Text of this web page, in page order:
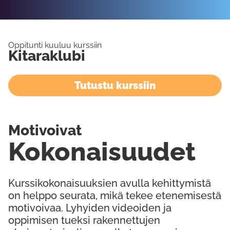
Oppitunti kuuluu kurssiin
Kitaraklubi
Tutustu kurssiin
Kurssikokonaisuuksien avulla kehittymistä
on helppo seurata, mikä tekee etenemisestä
motivoivaa. Lyhyiden videoiden ja
oppimisen tueksi rakennettujen
Kokonaisuudet
Motivoivat